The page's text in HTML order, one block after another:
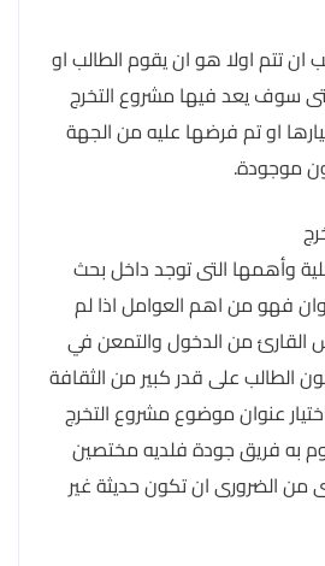
ان تتم اولا هو ان يقوم الطالب او
التى سوف يعد فيها مشروع التخرج
او تم فرضها عليه من الجهة
موجودة.
وأهمها التى توجد داخل بحث
فهو من اهم العوامل اذا لم
من الدخول والتمعن في
الطالب على قدر كبير من الثقافة
عنوان موضوع مشروع التخرج
به فريق جودة فلديه مختصين
من الضرورى ان تكون حديثة غير